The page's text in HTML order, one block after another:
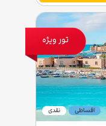
تور ویژه
نقدی اقساطی